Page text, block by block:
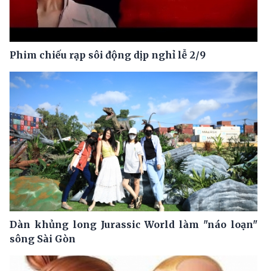
Phim chiếu rạp sôi động dịp nghỉ lễ 2/9
Dàn khủng long Jurassic World làm "náo loạn"
sông Sài Gòn